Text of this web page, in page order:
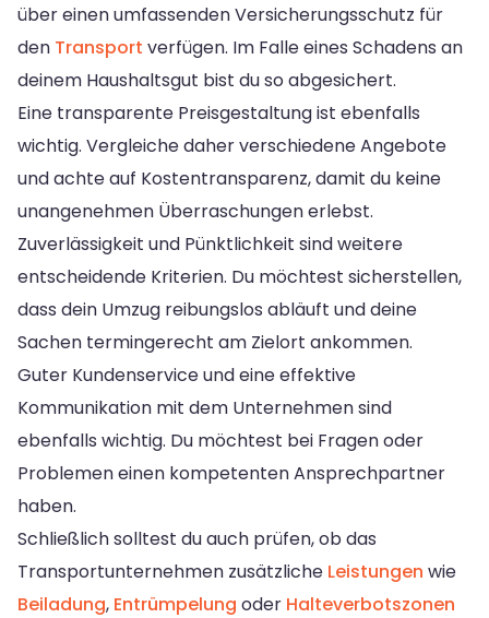
über einen umfassenden Versicherungsschutz für
den Transport verfügen. Im Falle eines Schadens an
deinem Haushaltsgut bist du so abgesichert.
Eine transparente Preisgestaltung ist ebenfalls
wichtig. Vergleiche daher verschiedene Angebote
und achte auf Kostentransparenz, damit du keine
unangenehmen Überraschungen erlebst.
Zuverlässigkeit und Pünktlichkeit sind weitere
entscheidende Kriterien. Du möchtest sicherstellen,
dass dein Umzug reibungslos abläuft und deine
Sachen termingerecht am Zielort ankommen.
Guter Kundenservice und eine effektive
Kommunikation mit dem Unternehmen sind
ebenfalls wichtig. Du möchtest bei Fragen oder
Problemen einen kompetenten Ansprechpartner
haben.
Schließlich solltest du auch prüfen, ob das
Transportunternehmen zusätzliche Leistungen wie
Beiladung, Entrümpelung oder Halteverbotszonen